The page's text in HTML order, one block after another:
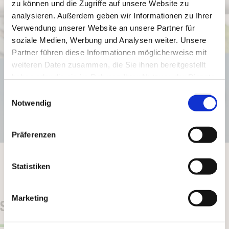
zu können und die Zugriffe auf unsere Website zu
analysieren. Außerdem geben wir Informationen zu Ihrer
Verwendung unserer Website an unsere Partner für
soziale Medien, Werbung und Analysen weiter. Unsere
Partner führen diese Informationen möglicherweise mit
weiteren Daten zusammen, die Sie ihnen bereitgestellt
Notwendig
Präferenzen
Statistiken
Marketing
SEILWINDE FORST VON SCHWARZ